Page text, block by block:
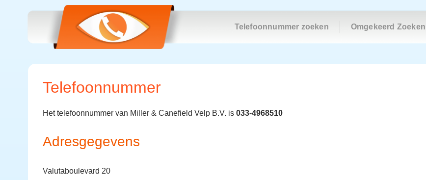
Telefoonnummer zoeken Omgekeerd Zoeken
Telefoonnummer
Het telefoonnummer van Miller & Canefield Velp B.V. is 033-4968510
Adresgegevens
Valutaboulevard 20